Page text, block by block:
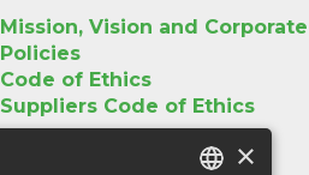
Mission, Vision and Corporate
Policies
Code of Ethics
Suppliers Code of Ethics
×